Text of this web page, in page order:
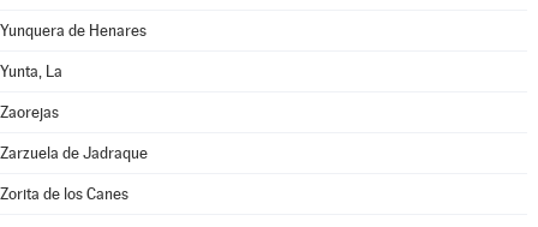
Yunquera de Henares
Yunta, La
Zaorejas
Zarzuela de Jadraque
Zorita de los Canes